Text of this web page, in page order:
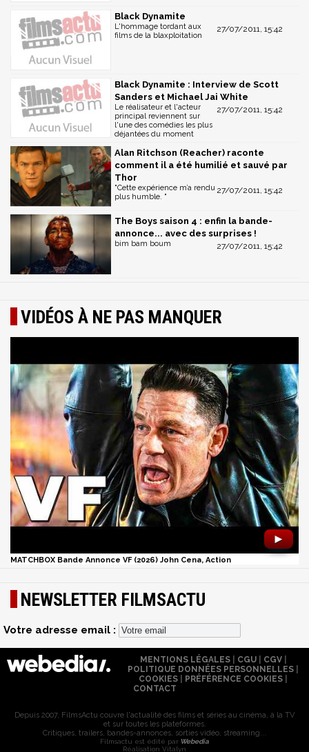
Black Dynamite
27/07/2011, 15:42
L'hommage tordant aux
films de la blaxploitation
Black Dynamite : Interview de Scott
Sanders et Michael Jai White
27/07/2011, 15:42
Le réalisateur et l'acteur
principal reviennent sur
l'une des comédies les plus
déjantées du moment
Alan Ritchson (Reacher) raconte
comment il a été humilié et sauvé par
Thor
27/07/2011, 15:42
"Cette expérience m’a rendu
plus humble. "
The Boys saison 4 : enfin la bande-
annonce... avec des surprises !
27/07/2011, 15:42
bim bam boum
VIDÉOS À NE PAS MANQUER
►
MATCHBOX Bande Annonce VF (2026) John Cena, Action
NEWSLETTER FILMSACTU
Votre adresse email :
MENTIONS LÉGALES| CGU| CGV|
POLITIQUE DONNÉES PERSONNELLES
COOKIES
PRÉFÉRENCE COOKIES
CONTACT
Depuis 2007, FilmsActu couvre l'actualité des films et séries au cinéma, à la TV
et sur toutes les plateformes.
Critiques, trailers, bandes-annonces, sorties vidéo, streaming...
Filmsactu est édité par Webedia
Réalisation Vitalyn